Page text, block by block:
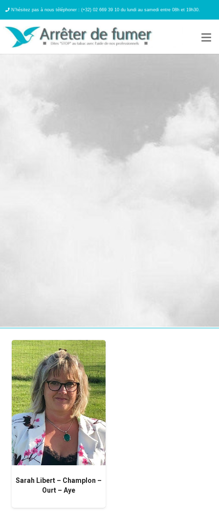
N’hésitez pas à nous téléphoner : (+32) 02 669 39 10 du lundi au samedi entre 08h et 19h30.
Sarah Libert – Champlon –
Ourt – Aye